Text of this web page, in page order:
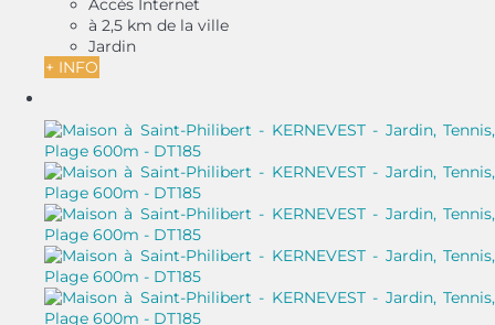
Accès Internet
à 2,5 km de la ville
Jardin
+ INFO